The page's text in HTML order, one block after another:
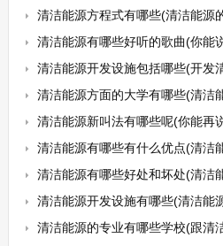
清洁能源方程式有哪些(清洁能源
清洁能源有哪些好听的歌曲(你能
清洁能源开发设施包括哪些(开发
清洁能源方面的大学有哪些(清洁
清洁能源新叫法有哪些呢(你能再说
清洁能源有哪些有什么优点(清洁
清洁能源有哪些好处和坏处(清洁
清洁能源开发设施有哪些(清洁能
清洁能源的专业有哪些学校(跟清